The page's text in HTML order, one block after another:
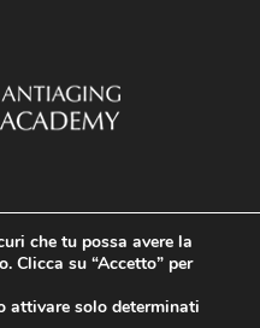
che tu possa avere la
Clicca su “Accetto” per
attivare solo determinati